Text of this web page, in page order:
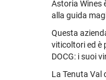
Astoria Wines
alla guida
Questa
viticoltori ed è
DOCG: i suoi
La Tenuta Val